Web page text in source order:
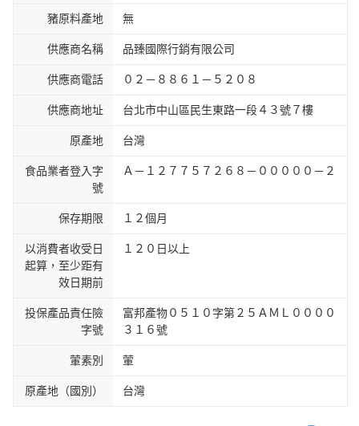
豬原料產地 無
供應商名稱 品臻國際行銷有限公司
供應商電話 ０２－８８６１－５２０８
供應商地址 台北市中山區民生東路一段４３號７樓
原產地 台灣
食品業者登入字
號
Ａ－１２７７５７２６８－０００００－２
保存期限 １２個月
以消費者收受日
起算，至少距有
效日期前
１２０日以上
投保產品責任險
字號
富邦產物０５１０字第２５ＡＭＬ００００
３１６號
葷素別 葷
原產地（國別） 台灣